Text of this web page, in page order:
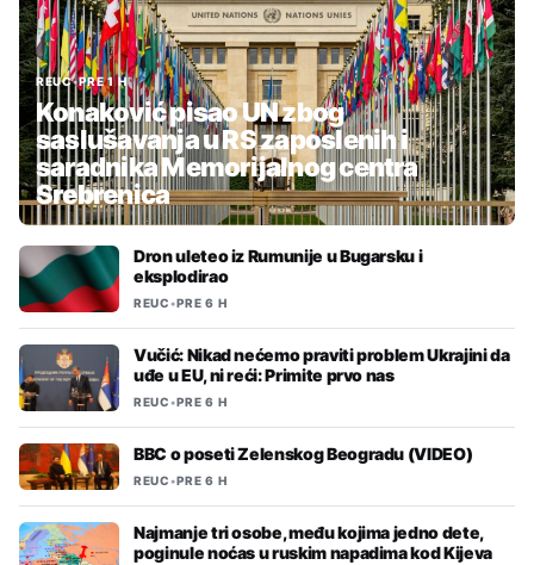
REUC•PRE 1 H
Konaković pisao UN zbog
saslušavanja u RS zaposlenih i
saradnika Memorijalnog centra
Srebrenica
Dron uleteo iz Rumunije u Bugarsku i
eksplodirao
REUC•PRE 6 H
Vučić: Nikad nećemo praviti problem Ukrajini da
uđe u EU, ni reći: Primite prvo nas
REUC•PRE 6 H
BBC o poseti Zelenskog Beogradu (VIDEO)
REUC•PRE 6 H
Najmanje tri osobe, među kojima jedno dete,
poginule noćas u ruskim napadima kod Kijeva